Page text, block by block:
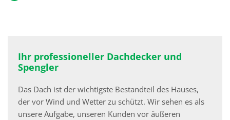
Ihr professioneller Dachdecker und
Spengler
Das Dach ist der wichtigste Bestandteil des Hauses,
der vor Wind und Wetter zu schützt. Wir sehen es als
unsere Aufgabe, unseren Kunden vor äußeren